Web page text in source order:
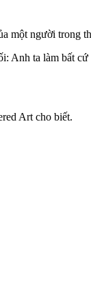
một người trong
Anh ta làm bất
Art cho biết.